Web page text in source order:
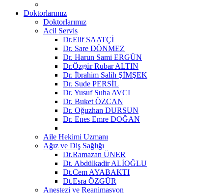
Doktorlarımız
Doktorlarımız
Acil Servis
Dr.Elif SAATÇİ
Dr. Sare DÖNMEZ
Dr. Harun Sami ERGÜN
Dr.Özgür Rubar ALTIN
Dr. İbrahim Salih ŞİMŞEK
Dr. Sude PERSİL
Dr. Yusuf Suha AVCI
Dr. Buket ÖZCAN
Dr. Oğuzhan DURSUN
Dr. Enes Emre DOĞAN
Aile Hekimi Uzmanı
Ağız ve Diş Sağlığı
Dt.Ramazan ÜNER
Dt. Abdülkadir ALİOĞLU
Dt.Cem AYABAKTI
Dt.Esra ÖZGÜR
Anestezi ve Reanimasyon